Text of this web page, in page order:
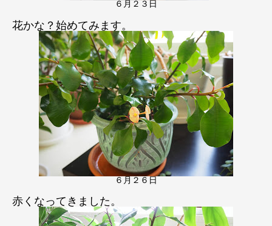
６月２３日
花かな？始めてみます。
６月２６日
赤くなってきました。